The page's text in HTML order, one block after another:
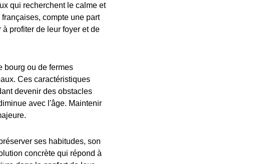
qui recherchent le calme et
compte une part
profiter de leur foyer et de
bourg ou de fermes
Ces caractéristiques
devenir des obstacles
avec l'âge. Maintenir
ses habitudes, son
concrète qui répond à